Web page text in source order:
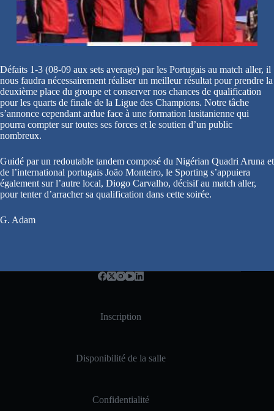
Défaits 1-3 (08-09 aux sets average) par les Portugais au match aller, il
nous faudra nécessairement réaliser un meilleur résultat pour prendre la
deuxième place du groupe et conserver nos chances de qualification
pour les quarts de finale de la Ligue des Champions. Notre tâche
s’annonce cependant ardue face à une formation lusitanienne qui
pourra compter sur toutes ses forces et le soutien d’un public
nombreux.
Guidé par un redoutable tandem composé du Nigérian Quadri Aruna et
de l’international portugais João Monteiro, le Sporting s’appuiera
également sur l’autre local, Diogo Carvalho, décisif au match aller,
pour tenter d’arracher sa qualification dans cette soirée.
G. Adam
Inscription
Disponibilité de la salle
Confidentialité